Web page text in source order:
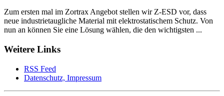
Zum ersten mal im Zortrax Angebot stellen wir Z-ESD vor, dass
neue industrietaugliche Material mit elektrostatischem Schutz. Von
nun an können Sie eine Lösung wählen, die den wichtigsten ...
Weitere Links
RSS Feed
Datenschutz, Impressum